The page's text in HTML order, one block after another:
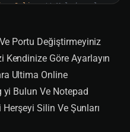
Online // Mul dosyalar
biriktirildigi dosya
dili yazarsiniz buraya
is*k
Portu Değiştirmeyiniz
Göre Ayarlayın
Ultima Online
Bulun Ve Notepad
Silin Ve Şunları